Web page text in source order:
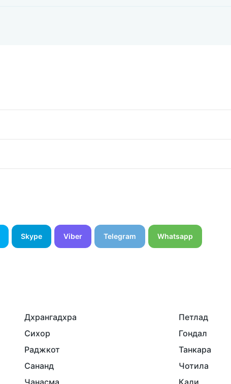
Skype Viber Telegram Whatsapp
Дхрангадхра
Петлад
Сихор
Гондал
Раджкот
Танкара
Сананд
Чотила
Чанасма Кади